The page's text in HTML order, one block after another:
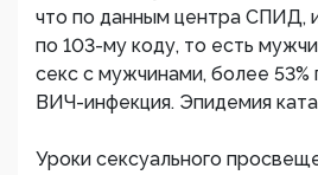
что по данным центра СПИД,
по 103-му коду, то есть
секс с мужчинами, более 53%
ВИЧ-инфекция. Эпидемия
Уроки сексуального